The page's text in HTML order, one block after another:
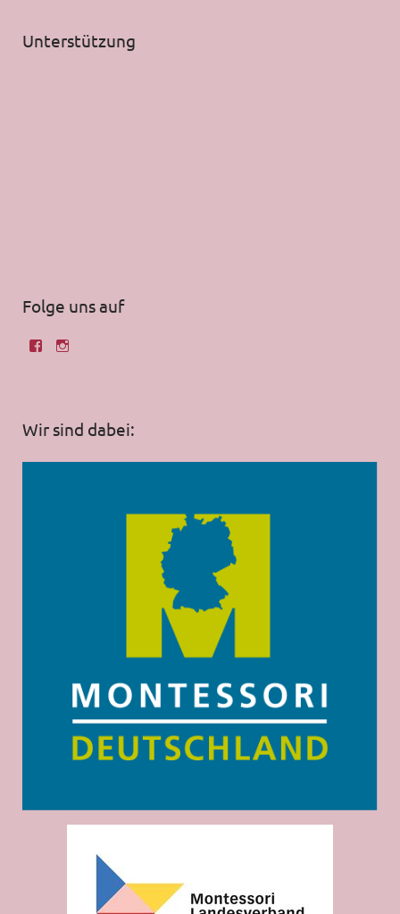
Unterstützung
Folge uns auf
Wir sind dabei: